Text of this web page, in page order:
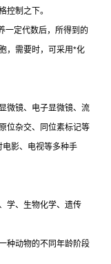
控制之下。
一定代数后，所得到的
，需要时，可采用*化
微镜、电子显微镜、流
位杂交、同位素标记等
影、电视等多种手
学、生物化学、遗传
种动物的不同年龄阶段